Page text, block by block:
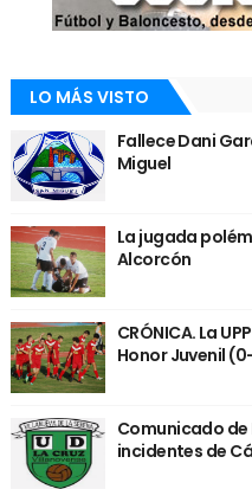
LO MÁS VISTO
Fallece Dani
Miguel
La jugada
Alcorcón
CRÓNICA. La
Honor Juvenil
Comunicado de
incidentes de